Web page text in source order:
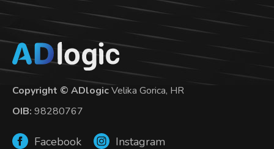
Copyright © ADlogicVelika Gorica, HR
OIB: 98280767
Facebook Instagram